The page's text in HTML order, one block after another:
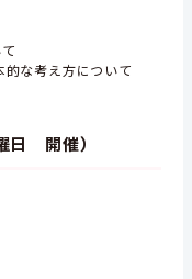
な考え方について
日 開催）